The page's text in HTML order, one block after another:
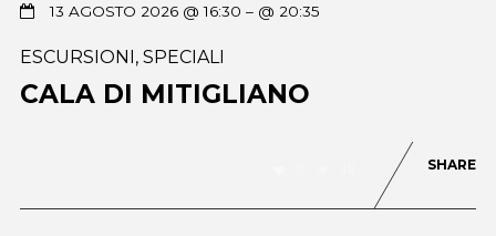
13 AGOSTO 2026 @ 16:30 – @ 20:35
ESCURSIONI, SPECIALI
CALA DI MITIGLIANO
SHARE